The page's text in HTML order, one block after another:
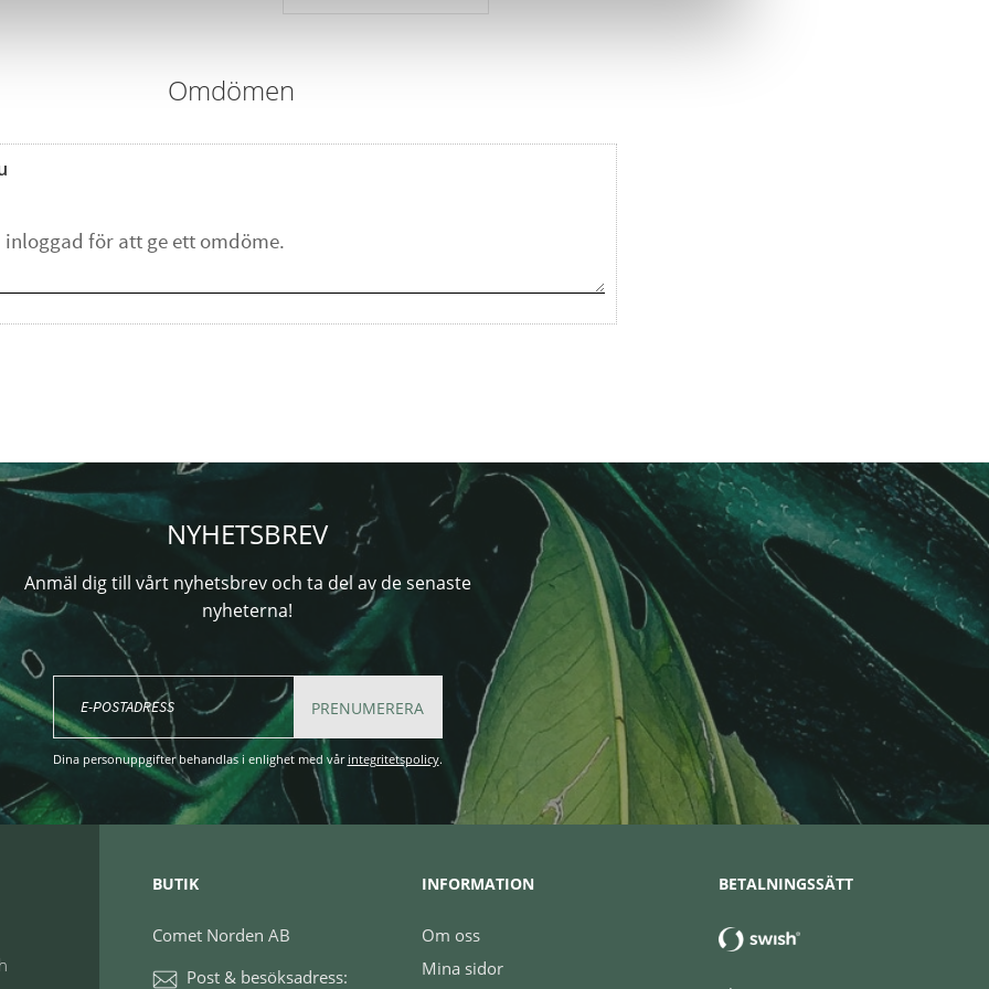
Omdömen
NYHETSBREV
Anmäl dig till vårt nyhetsbrev och ta del av de senaste
nyheterna!
PRENUMERERA
Dina personuppgifter behandlas i enlighet med vår integritetspolicy.
BUTIK
Comet Norden AB
Post & besöksadress:
INFORMATION
Om oss
Mina sidor
BETALNINGSSÄTT